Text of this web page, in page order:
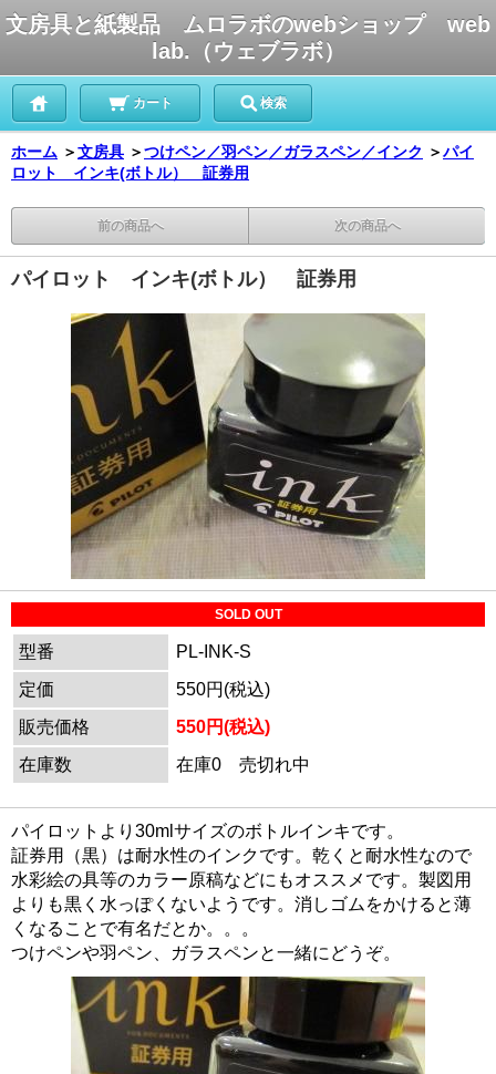
文房具と紙製品 ムロラボのwebショップ web
lab.（ウェブラボ）
カート 検索
ホーム ＞文房具 ＞つけペン／羽ペン／ガラスペン／インク ＞パイ
ロット インキ(ボトル） 証券用
前の商品へ 次の商品へ
パイロット インキ(ボトル） 証券用
SOLD OUT
型番
PL-INK-S
定価
550円(税込)
販売価格
550円(税込)
在庫数
在庫0 売切れ中
パイロットより30mlサイズのボトルインキです。
証券用（黒）は耐水性のインクです。乾くと耐水性なので
水彩絵の具等のカラー原稿などにもオススメです。製図用
よりも黒く水っぽくないようです。消しゴムをかけると薄
くなることで有名だとか。。。
つけペンや羽ペン、ガラスペンと一緒にどうぞ。